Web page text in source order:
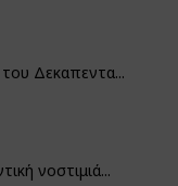
Δεκαπεντα...
νοστιμιά...